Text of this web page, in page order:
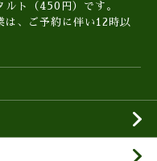
ルト（450円）です。
は、ご予約に伴い12時以